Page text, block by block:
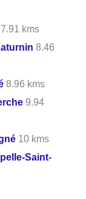
7.91 kms
8.46
8.96 kms
9.94
10 kms
Saint-